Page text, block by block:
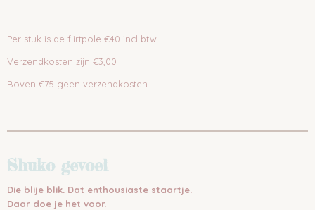
Per stuk is de flirtpole €40 incl btw
Verzendkosten zijn €3,00
Boven €75 geen verzendkosten
Shuko gevoel
Die blije blik. Dat enthousiaste staartje.
Daar doe je het voor.